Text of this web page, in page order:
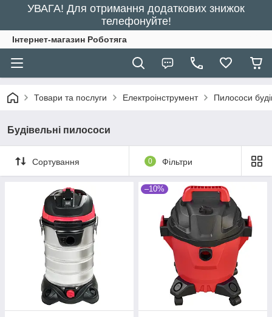
УВАГА! Для отримання додаткових знижок
телефонуйте!
Інтернет-магазин Роботяга
Товари та послуги Електроінструмент Пилососи
Будівельні пилососи
Сортування 0 Фільтри
–10%